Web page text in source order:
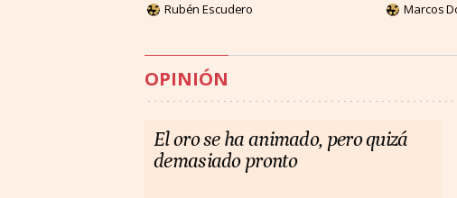
Rubén Escudero Marcos
OPINIÓN
El oro se ha animado, pero quizá
demasiado pronto